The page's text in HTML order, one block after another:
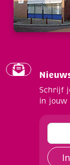
Schrijf
in jouw